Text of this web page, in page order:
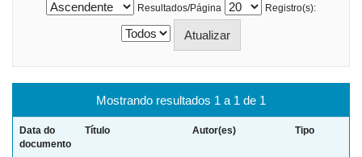
Resultados/Página
Registro(s):
Mostrando resultados 1 a 1 de 1
Data do
documento
Título Autor(es) Tipo